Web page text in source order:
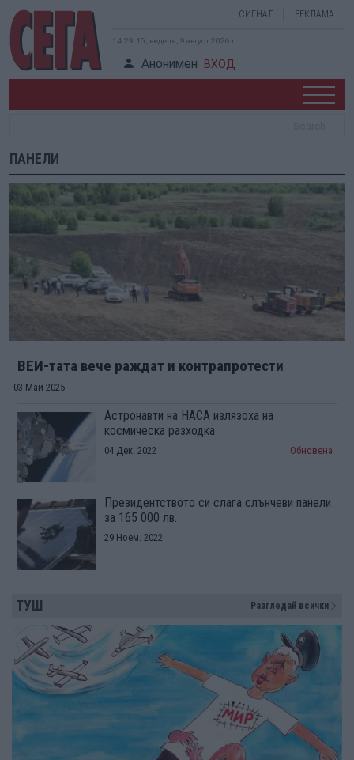
СИГНАЛ РЕКЛАМА
14:29:15, неделя, 9 август 2026 г.
Анонимен ВХОД
ПАНЕЛИ
ВЕИ-тата вече раждат и контрапротести
03 Май 2025
Астронавти на НАСА излязоха на
космическа разходка
04 Дек. 2022 Обновена
Президентството си слага слънчеви панели
за 165 000 лв.
29 Ноем. 2022
ТУШ Разгледай всички